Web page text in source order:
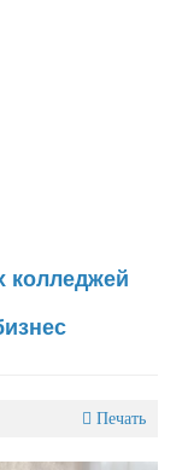
колледжей
Печать